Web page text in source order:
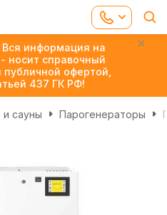
информация на
носит справочный
офертой,
437 ГК РФ!
сауны Парогенераторы